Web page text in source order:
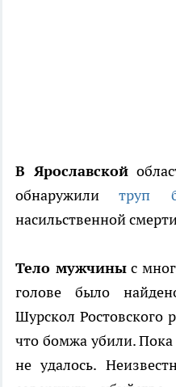
В Ярославской
обнаружилитруп
насильственной
Тело мужчиныс
голове было
Шурскол Ростовского
что бомжа убили. Пока
не удалось.